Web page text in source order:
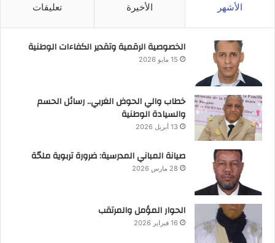
الأشهر الأخيرة تعليقات
الخصوصية الرقمية وتقدير الكفاءات الوطنية
15 مايو 2026
خطاب والي الحوض الغربي.. رسائل الحسم
والسيادة الوطنية
13 أبريل 2026
صيانة المباني المدرسية: ضرورة تربوية ملحّة
28 مارس 2026
الحوار المؤمل والمرتقب
16 فبراير 2026